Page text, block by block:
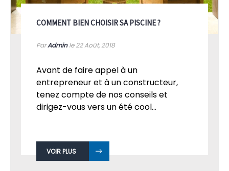
COMMENT BIEN CHOISIR SA PISCINE ?
ParAdminle 22Août, 2018
Avant de faire appel à un
entrepreneur et à un constructeur,
tenez compte de nos conseils et
dirigez-vous vers un été cool...
VOIR PLUS